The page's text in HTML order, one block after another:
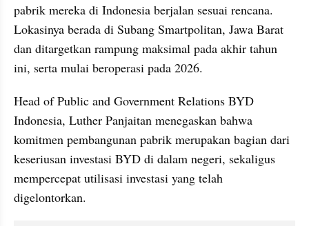
pabrik mereka di Indonesia berjalan sesuai rencana.
Lokasinya berada di Subang Smartpolitan, Jawa Barat
dan ditargetkan rampung maksimal pada akhir tahun
ini, serta mulai beroperasi pada 2026.
Head of Public and Government Relations BYD
Indonesia, Luther Panjaitan menegaskan bahwa
komitmen pembangunan pabrik merupakan bagian dari
keseriusan investasi BYD di dalam negeri, sekaligus
mempercepat utilisasi investasi yang telah
digelontorkan.